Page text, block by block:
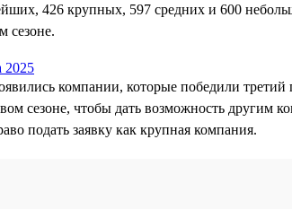
426 крупных, 597 средних и 600
сезоне.
2025
компании, которые победили
сезоне, чтобы дать возможность другим
подать заявку как крупная компания.